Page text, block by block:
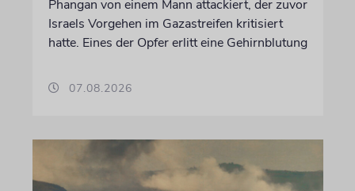
Phangan von einem Mann attackiert, der zuvor
Israels Vorgehen im Gazastreifen kritisiert
hatte. Eines der Opfer erlitt eine Gehirnblutung
07.08.2026